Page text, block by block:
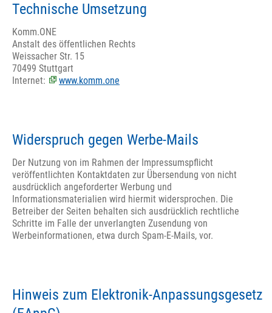
Technische Umsetzung
Komm.ONE
Anstalt des öffentlichen Rechts
Weissacher Str. 15
70499 Stuttgart
Internet:
www.komm.one
Widerspruch gegen Werbe-Mails
Der Nutzung von im Rahmen der Impressumspflicht
veröffentlichten Kontaktdaten zur Übersendung von nicht
ausdrücklich angeforderter Werbung und
Informationsmaterialien wird hiermit widersprochen. Die
Betreiber der Seiten behalten sich ausdrücklich rechtliche
Schritte im Falle der unverlangten Zusendung von
Werbeinformationen, etwa durch Spam-E-Mails, vor.
Hinweis zum Elektronik-Anpassungsgesetz